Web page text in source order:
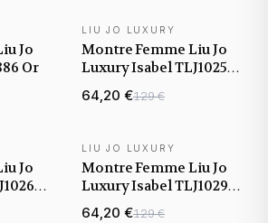
Jo
Or
LIU JO LUXURY
Montre Femme Liu Jo
Luxury Isabel TLJ1025
Argent
64,20 €129 €
Jo
LIU JO LUXURY
Montre Femme Liu Jo
Luxury Isabel TLJ1029
Argent
64,20 €129 €